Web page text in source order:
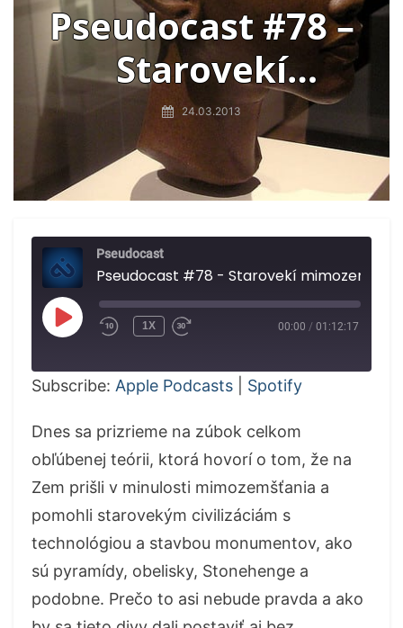
Pseudocast #78 –
Starovekí
mimozemšťania
24.03.2013
Pseudocast
PLAY
EPISODE
1X 00:00 / 01:12:17
Subscribe: Apple Podcasts Spotify
Dnes sa prizrieme na zúbok celkom
obľúbenej teórii, ktorá hovorí o tom, že na
Zem prišli v minulosti mimozemšťania a
pomohli starovekým civilizáciám s
technológiou a stavbou monumentov, ako
sú pyramídy, obelisky, Stonehenge a
podobne. Prečo to asi nebude pravda a ako